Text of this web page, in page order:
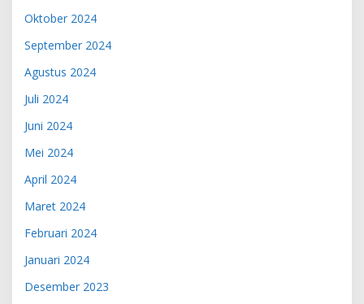
Oktober 2024
September 2024
Agustus 2024
Juli 2024
Juni 2024
Mei 2024
April 2024
Maret 2024
Februari 2024
Januari 2024
Desember 2023